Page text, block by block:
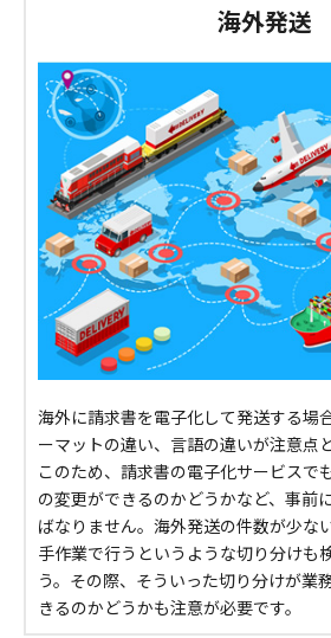
海外発送
海外に請求書を電子化して発送する場
ーマットの違い、言語の違いが注意点
このため、請求書の電子化サービスで
の変更ができるのかどうかなど、事前
ばなりません。海外発送の件数が少な
手作業で行うというような切り分けも
う。その際、そういった切り分けが業
きるのかどうかも注意が必要です。